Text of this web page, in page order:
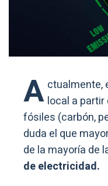
A ctualmente,
local a
fósiles (carbón,
duda el que
de la mayoría de
de electricidad.